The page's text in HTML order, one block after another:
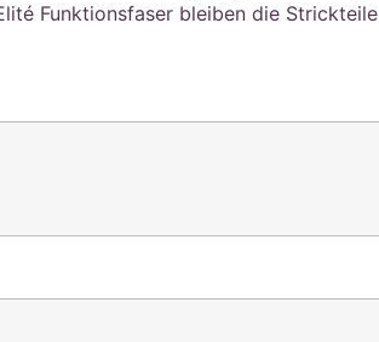
Funktionsfaser bleiben die Strickteile